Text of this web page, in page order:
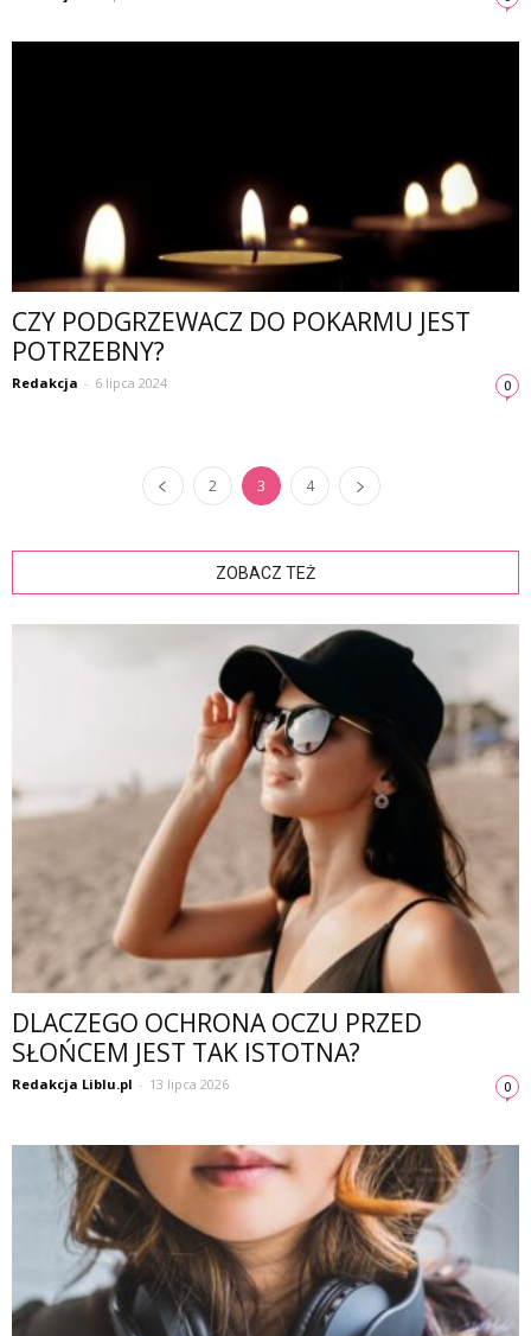
CZY PODGRZEWACZ DO POKARMU JEST
POTRZEBNY?
Redakcja - 6 lipca 2024 0
2 3 4
ZOBACZ TEŻ
DLACZEGO OCHRONA OCZU PRZED
SŁOŃCEM JEST TAK ISTOTNA?
Redakcja Liblu.pl - 13 lipca 2026 0